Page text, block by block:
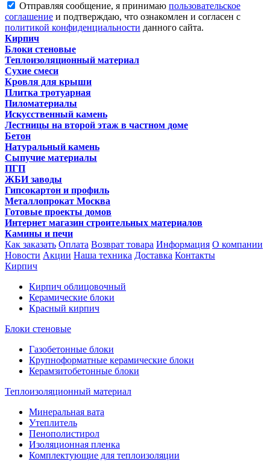
Отправляя сообщение, я принимаю пользовательское
соглашение и подтверждаю, что ознакомлен и согласен с
политикой конфиденциальности данного сайта.
Кирпич
Блоки стеновые
Теплоизоляционный материал
Сухие смеси
Кровля для крыши
Плитка тротуарная
Пиломатериалы
Искусственный камень
Лестницы на второй этаж в частном доме
Бетон
Натуральный камень
Сыпучие материалы
ПГП
ЖБИ заводы
Гипсокартон и профиль
Металлопрокат Москва
Готовые проекты домов
Интернет магазин строительных материалов
Камины и печи
Как заказать Оплата Возврат товара Информация О компании
Новости Акции Наша техника Доставка Контакты
Кирпич
Кирпич облицовочный
Керамические блоки
Красный кирпич
Блоки стеновые
Газобетонные блоки
Крупноформатные керамические блоки
Керамзитобетонные блоки
Теплоизоляционный материал
Минеральная вата
Утеплитель
Пенополистирол
Изоляционная пленка
Комплектующие для теплоизоляции